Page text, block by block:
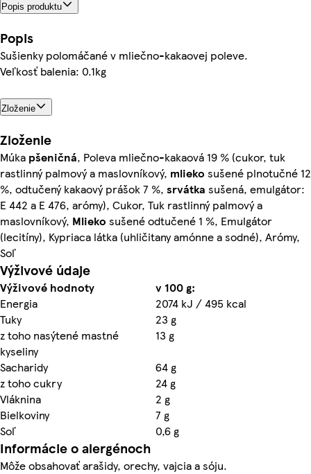
Popis produktu
Popis
Sušienky polomáčané v mliečno-kakaovej poleve.
Veľkosť balenia: 0.1kg
Zloženie
Zloženie
Múka pšeničná, Poleva mliečno-kakaová 19 % (cukor, tuk
rastlinný palmový a maslovníkový, mlieko sušené plnotučné 12
%, odtučený kakaový prášok 7 %, srvátka sušená, emulgátor:
E 442 a E 476, arómy), Cukor, Tuk rastlinný palmový a
maslovníkový, Mlieko sušené odtučené 1 %, Emulgátor
(lecitíny), Kypriaca látka (uhličitany amónne a sodné), Arómy,
Soľ
Výživové údaje
Výživové hodnoty
v 100 g:
Energia
2074 kJ / 495 kcal
Tuky
23 g
z toho nasýtené mastné
kyseliny
13 g
Sacharidy
64 g
z toho cukry
24 g
Vláknina
2 g
Bielkoviny
7 g
Soľ
0,6 g
Informácie o alergénoch
Môže obsahovať arašidy, orechy, vajcia a sóju.